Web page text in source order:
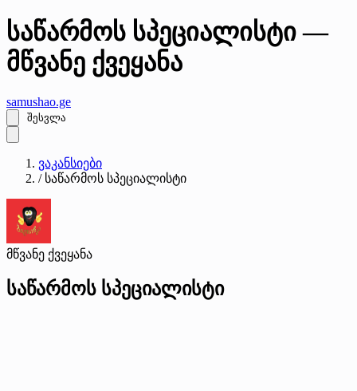
საწარმოს სპეციალისტი —
მწვანე ქვეყანა
samushao.ge
შესვლა
ვაკანსიები
/ საწარმოს სპეციალისტი
მწვანე ქვეყანა
საწარმოს სპეციალისტი